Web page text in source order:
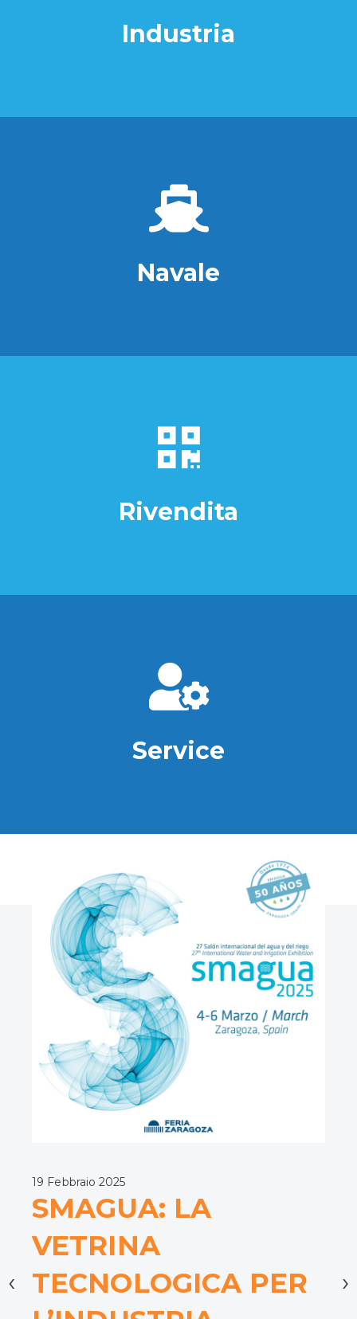
Industria
Navale
Rivendita
Service
19 Febbraio 2025
SMAGUA: LA
VETRINA
TECNOLOGICA PER
‹ ›